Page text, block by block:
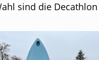
sind die Decathlon